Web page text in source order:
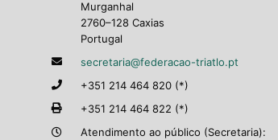
Murganhal
2760–128 Caxias
Portugal
secretaria@federacao-triatlo.pt
+351 214 464 820 (*)
+351 214 464 822 (*)
Atendimento ao público (Secretaria):